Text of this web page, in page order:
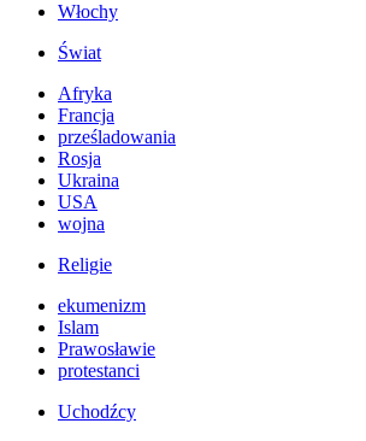
Włochy
Świat
Afryka
Francja
prześladowania
Rosja
Ukraina
USA
wojna
Religie
ekumenizm
Islam
Prawosławie
protestanci
Uchodźcy